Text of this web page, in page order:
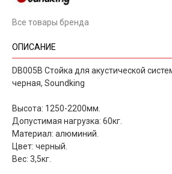
Все товары бренда
ОПИСАНИЕ
DB005B Стойка для акустической
черная, Soundking
Высота: 1250-2200мм.
Допустимая нагрузка: 60кг.
Материал: алюминий.
Цвет: черный.
Вес: 3,5кг.